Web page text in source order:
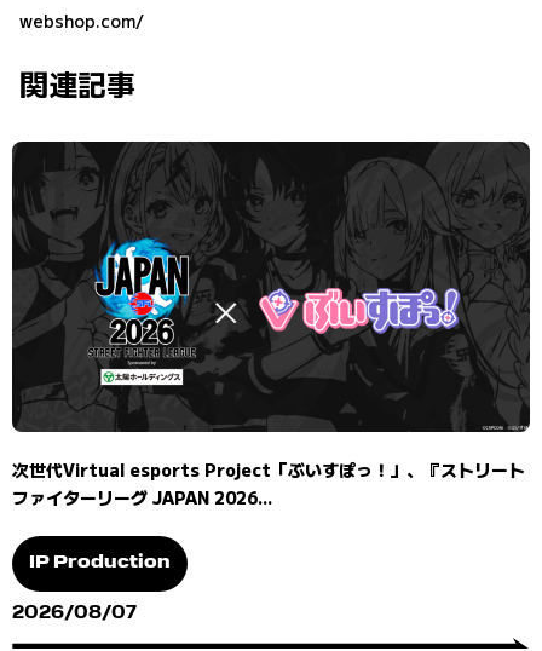
webshop.com/
関連記事
次世代Virtual esports Project「ぶいすぽっ！」、『ストリート
ファイターリーグ JAPAN 2026...
IP Production
2026/08/07